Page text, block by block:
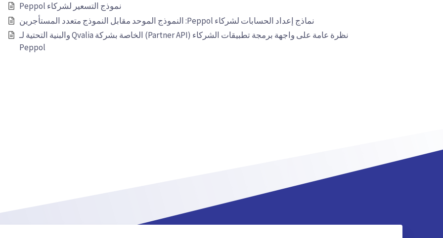
نموذج التسعير لشركاء Peppol
نماذج إعداد الحسابات لشركاء Peppol: النموذج الموحد مقابل النموذج متعدد المستأجرين
نظرة عامة على واجهة برمجة تطبيقات الشركاء (Partner API) الخاصة بشركة Qvalia والبنية التحتية لـ
Peppol